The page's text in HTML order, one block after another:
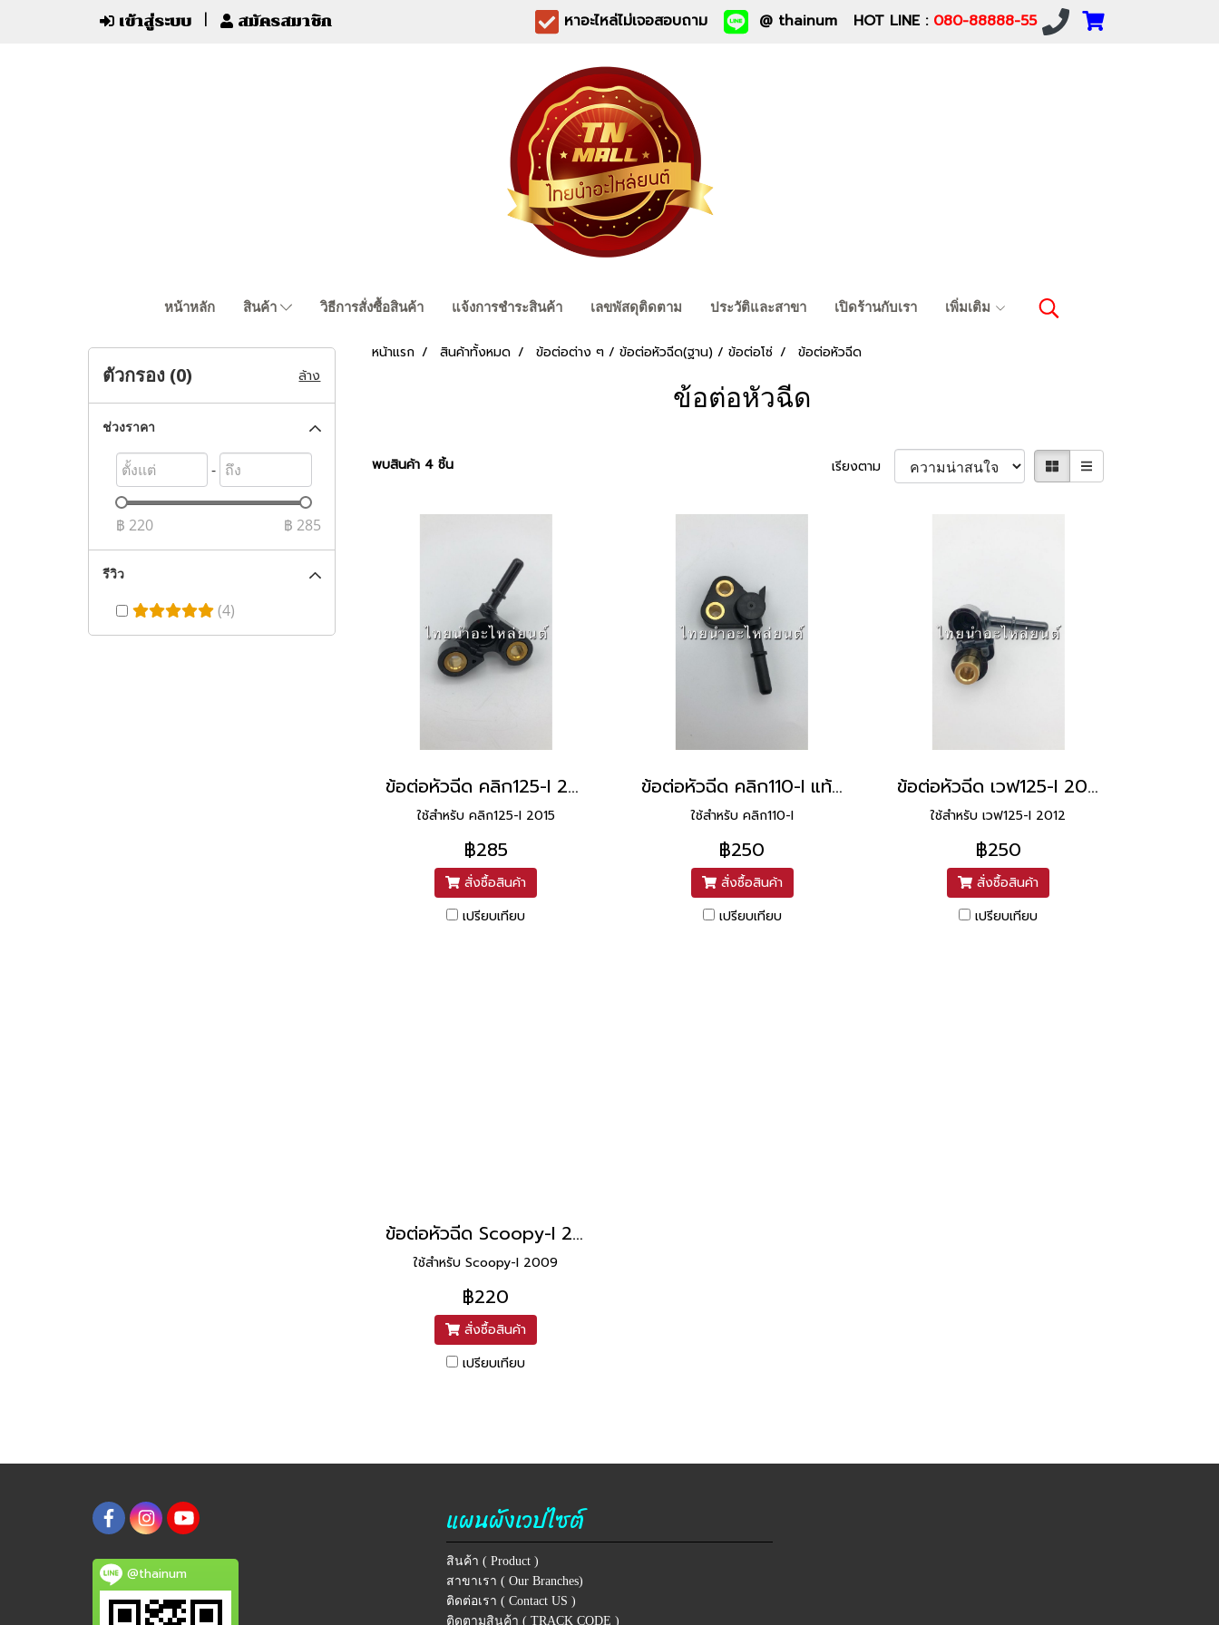
เข้าสู่ระบบ สมัครสมาชิก หาอะไหล่ไม่เจอสอบถาม @ thainum HOT LINE : 080-88888-55
หน้าหลัก สินค้า วิธีการสั่งซื้อสินค้า แจ้งการชำระสินค้า เลขพัสดุติดตาม ประวัติและสาขา เปิดร้านกับเรา เพิ่มเติม
หน้าแรก สินค้าทั้งหมด ข้อต่อต่าง ๆ / ข้อต่อหัวฉีด(ฐาน) / ข้อต่อโซ่ ข้อต่อหัวฉีด
ข้อต่อหัวฉีด
พบสินค้า 4 ชิ้น เรียงตาม
ข้อต่อหัวฉีด คลิก125-I 2015 แท้ HONDA
ใช้สำหรับ คลิก125-I 2015
฿285
สั่งซื้อสินค้า
เปรียบเทียบ
ข้อต่อหัวฉีด คลิก110-I แท้ HONDA
ใช้สำหรับ คลิก110-I
฿250
สั่งซื้อสินค้า
เปรียบเทียบ
ข้อต่อหัวฉีด เวฟ125-I 2012 แท้ HONDA
ใช้สำหรับ เวฟ125-I 2012
฿250
สั่งซื้อสินค้า
เปรียบเทียบ
ข้อต่อหัวฉีด Scoopy-I 2009 แท้ HONDA
ใช้สำหรับ Scoopy-I 2009
฿220
สั่งซื้อสินค้า
เปรียบเทียบ
ตัวกรอง (0) ล้าง
ช่วงราคา
-
฿ 220 ฿ 285
รีวิว
(4)
@thainum
แผนผังเวปไซต์
สินค้า ( Product )
สาขาเรา ( Our Branches)
ติดต่อเรา ( Contact US )
ติดตามสินค้า ( TRACK CODE )